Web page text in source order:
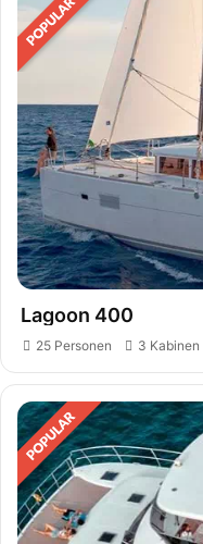
Lagoon 400
25 Personen 3 Kabinen